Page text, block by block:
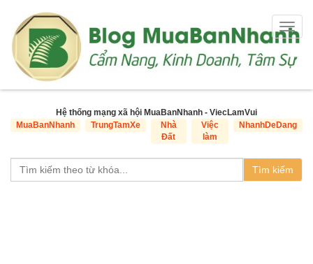
Hệ thống mạng xã hội MuaBanNhanh - ViecLamVui
MuaBanNhanh
TrungTamXe
Nhà
Đất
Việc
làm
NhanhDeDang
Tìm kiếm